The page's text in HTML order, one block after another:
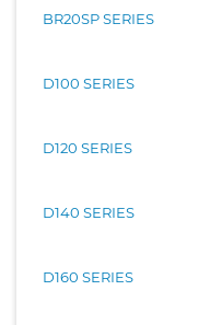
BR20SP SERIES
D100 SERIES
D120 SERIES
D140 SERIES
D160 SERIES